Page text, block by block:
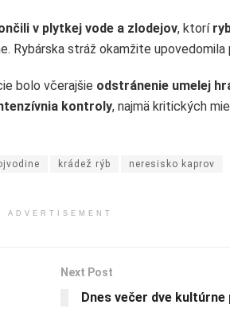
v plytkej vode a zlodejov, ktorí
Rybárska stráž okamžite upovedomila
bolo včerajšie odstránenie umelej
kontroly, najmä kritických
krádež rýb neresisko kaprov
ADVERTISEMENT
Next Post
Dnes večer dve kultúrne